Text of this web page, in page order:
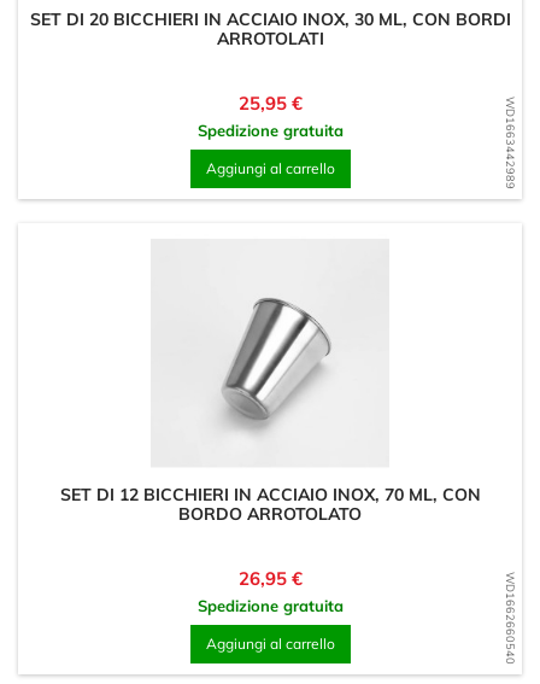
WD1663442989
SET DI 20 BICCHIERI IN ACCIAIO INOX, 30 ML, CON BORDI
ARROTOLATI
Prezzo
25,95 €
Spedizione gratuita
Aggiungi al carrello
WD1662660540
SET DI 12 BICCHIERI IN ACCIAIO INOX, 70 ML, CON
BORDO ARROTOLATO
Prezzo
26,95 €
Spedizione gratuita
Aggiungi al carrello